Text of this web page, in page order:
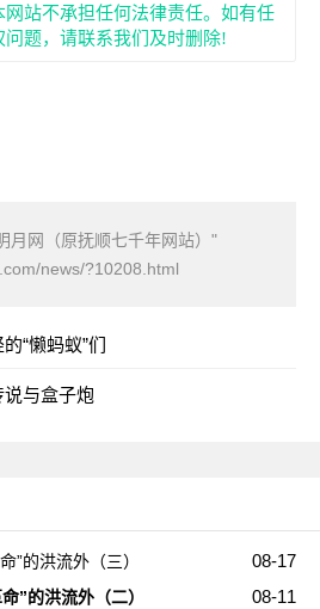
站不承担任何法律责任。如有任
题，请联系我们及时删除!
月网（原抚顺七千年网站）"
news/?10208.html
“懒蚂蚁”们
说与盒子炮
08-17
”的洪流外（三）
08-11
”的洪流外（二）